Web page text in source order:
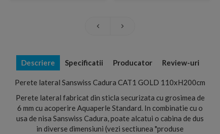
Descriere Specificatii Producator Review-uri
Perete lateral Sanswiss Cadura CAT1 GOLD 110xH200cm
Perete lateral fabricat din sticla securizata cu grosimea de
6 mm cu acoperire Aquaperle Standard. In combinatie cu o
usa de nisa Sanswiss Cadura, poate alcatui o cabina de dus
in diverse dimensiuni (vezi sectiunea "produse